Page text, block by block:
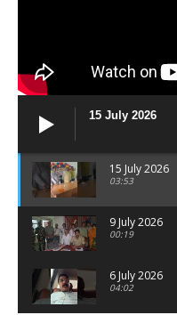
15 July 2026
15 July 2026
03:53
9 July 2026
00:19
6 July 2026
04:02